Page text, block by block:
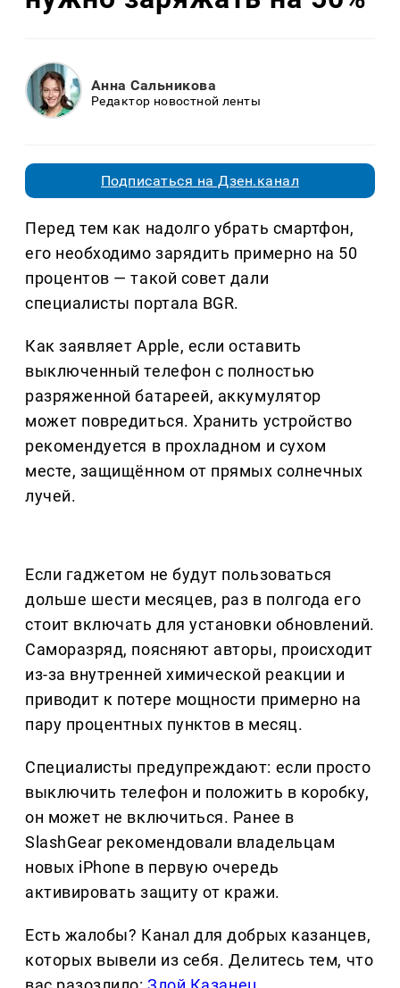
Анна Сальникова
Редактор новостной ленты
Подписаться на Дзен.канал
Перед тем как надолго убрать смартфон,
его необходимо зарядить примерно на 50
процентов — такой совет дали
специалисты портала BGR.
Как заявляет Apple, если оставить
выключенный телефон с полностью
разряженной батареей, аккумулятор
может повредиться. Хранить устройство
рекомендуется в прохладном и сухом
месте, защищённом от прямых солнечных
лучей.
Если гаджетом не будут пользоваться
дольше шести месяцев, раз в полгода его
стоит включать для установки обновлений.
Саморазряд, поясняют авторы, происходит
из-за внутренней химической реакции и
приводит к потере мощности примерно на
пару процентных пунктов в месяц.
Специалисты предупреждают: если просто
выключить телефон и положить в коробку,
он может не включиться. Ранее в
SlashGear рекомендовали владельцам
новых iPhone в первую очередь
активировать защиту от кражи.
Есть жалобы? Канал для добрых казанцев,
которых вывели из себя. Делитеcь тем, что